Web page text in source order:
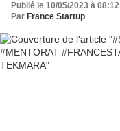
Publié le 10/05/2023 à 08:12
Par France Startup